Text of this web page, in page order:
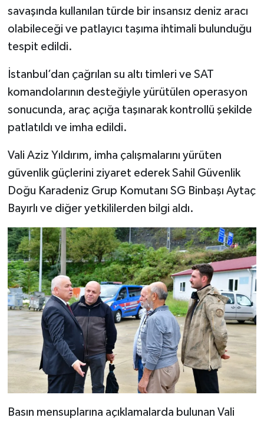
savaşında kullanılan türde bir insansız deniz aracı
olabileceği ve patlayıcı taşıma ihtimali bulunduğu
tespit edildi.
İstanbul’dan çağrılan su altı timleri ve SAT
komandolarının desteğiyle yürütülen operasyon
sonucunda, araç açığa taşınarak kontrollü şekilde
patlatıldı ve imha edildi.
Vali Aziz Yıldırım, imha çalışmalarını yürüten
güvenlik güçlerini ziyaret ederek Sahil Güvenlik
Doğu Karadeniz Grup Komutanı SG Binbaşı Aytaç
Bayırlı ve diğer yetkililerden bilgi aldı.
Basın mensuplarına açıklamalarda bulunan Vali